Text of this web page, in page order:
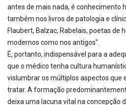
antes de mais nada, é conhecimento
também nos livros de patologia e
Flaubert, Balzac, Rabelais, poetas de
modernos como nos antigos".
É, portanto, indispensável para a
que o médico tenha cultura
vislumbrar os múltiplos aspectos que
tratar. A formação
deixa uma lacuna vital na concepção